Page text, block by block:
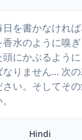
を書かなけれ
水のように嗅
にかぶるよう
りません... 次
い。そしてそ
Hindi